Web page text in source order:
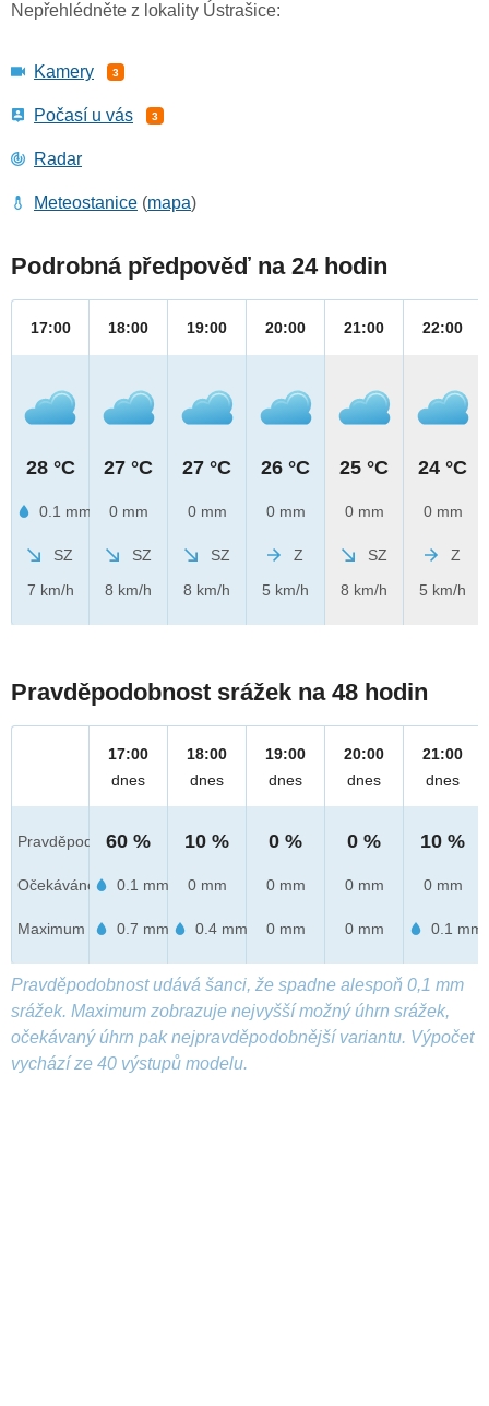
Nepřehlédněte z lokality Ústrašice:
Kamery 3
Počasí u vás 3
Radar
Meteostanice (mapa)
Podrobná předpověď na 24 hodin
17:00
28 °C
0.1 mm
SZ
7 km/h
18:00
27 °C
0 mm
SZ
8 km/h
19:00
27 °C
0 mm
SZ
8 km/h
20:00
26 °C
0 mm
Z
5 km/h
21:00
25 °C
0 mm
SZ
8 km/h
22:00
24 °C
0 mm
Z
5 km/h
Pravděpodobnost srážek na 48 hodin
Pravděpod.
Očekáváno
Maximum
17:00
dnes
60 %
0.1 mm
0.7 mm
18:00
dnes
10 %
0 mm
0.4 mm
19:00
dnes
0 %
0 mm
0 mm
20:00
dnes
0 %
0 mm
0 mm
21:00
dnes
10 %
0 mm
0.1 mm
Pravděpodobnost udává šanci, že spadne alespoň 0,1 mm
srážek. Maximum zobrazuje nejvyšší možný úhrn srážek,
očekávaný úhrn pak nejpravděpodobnější variantu. Výpočet
vychází ze 40 výstupů modelu.